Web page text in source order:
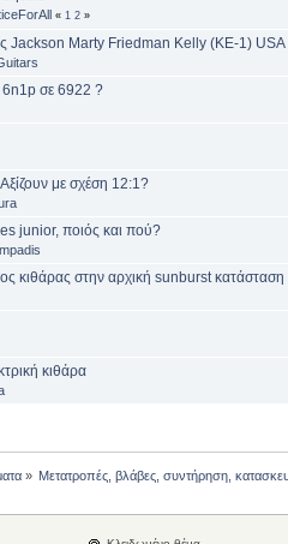
« 1 2 »
Jackson Marty Friedman Kelly (KE-1) USA
σε 6922 ?
με σχέση 12:1?
junior, ποιός και πού?
κιθάρας στην αρχική sunburst κατάσταση
κιθάρα
» Μετατροπές, βλάβες, συντήρηση,